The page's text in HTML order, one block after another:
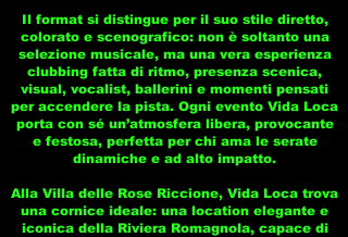
Il format si distingue per il suo stile diretto,
colorato e scenografico: non è soltanto una
selezione musicale, ma una vera esperienza
clubbing fatta di ritmo, presenza scenica,
visual, vocalist, ballerini e momenti pensati
per accendere la pista. Ogni evento Vida Loca
porta con sé un’atmosfera libera, provocante
e festosa, perfetta per chi ama le serate
dinamiche e ad alto impatto.
Alla Villa delle Rose Riccione, Vida Loca trova
una cornice ideale: una location elegante e
iconica della Riviera Romagnola, capace di